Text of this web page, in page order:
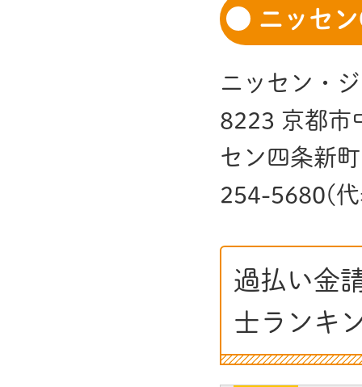
ニッセ
ニッセン・
8223 京都市
セン四条新
254-5680(
過払い金
士ランキ